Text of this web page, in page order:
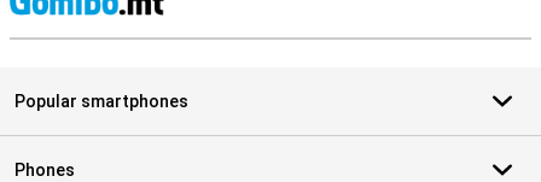
Popular smartphones
Phones